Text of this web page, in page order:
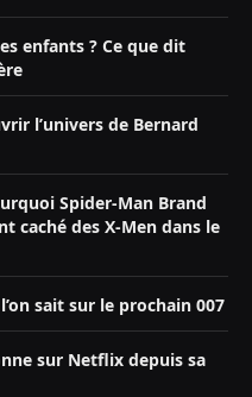
enfants ? Ce que dit
l’univers de Bernard
Spider-Man Brand
caché des X-Men dans le
sait sur le prochain 007
sur Netflix depuis sa